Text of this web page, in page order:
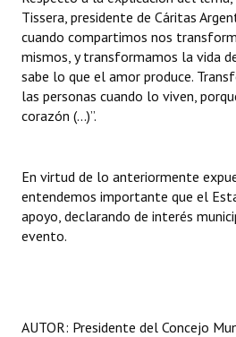
Tissera, presidente de Cáritas
cuando compartimos nos
mismos, y transformamos la vida
sabe lo que el amor produce.
las personas cuando lo viven,
corazón (...)”.
En virtud de lo anteriormente
entendemos importante que el
apoyo, declarando de interés
evento.
AUTOR: Presidente del Concejo